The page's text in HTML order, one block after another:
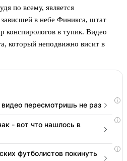
по всему, является
в небе Финикса, штат
в тупик. Видео
который неподвижно висит в
i
пересмотришь не раз
i
- вот что нашлось в
i
футболистов покинуть